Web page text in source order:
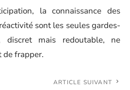
la connaissance des
sont les seules gardes-
mais redoutable, ne
de frapper.
ARTICLE SUIVANT